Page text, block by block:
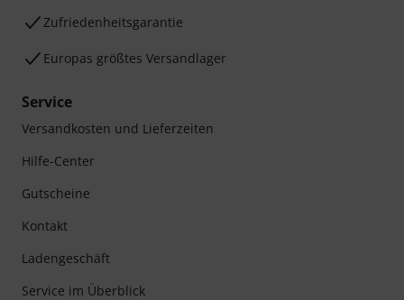
Zufriedenheitsgarantie
Europas größtes Versandlager
Service
Versandkosten und Lieferzeiten
Hilfe-Center
Gutscheine
Kontakt
Ladengeschäft
Service im Überblick